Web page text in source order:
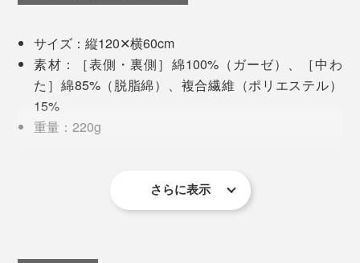
その丁寧なものづくりから、繊維製品の国際安全基準
「エコテックス規格100」で最高クラスの「Ⅰ」に認定
『Calm』
サイズ：縦120✕横60cm
素材：［表側・裏側］綿100%（ガーゼ）、［中わ
た］綿85%（脱脂綿）、複合繊維（ポリエステル）
15%
重量：220g
※はじめてのご使用前に水洗いしていただくと風合いがより優しくなりま
※洗濯ネットは使用せず、蛍光増白剤や柔軟剤を含んだ洗剤の使用は避けて
※タンブラー乾燥はお避けください。
さらに表示